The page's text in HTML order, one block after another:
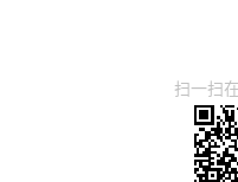
扫一扫